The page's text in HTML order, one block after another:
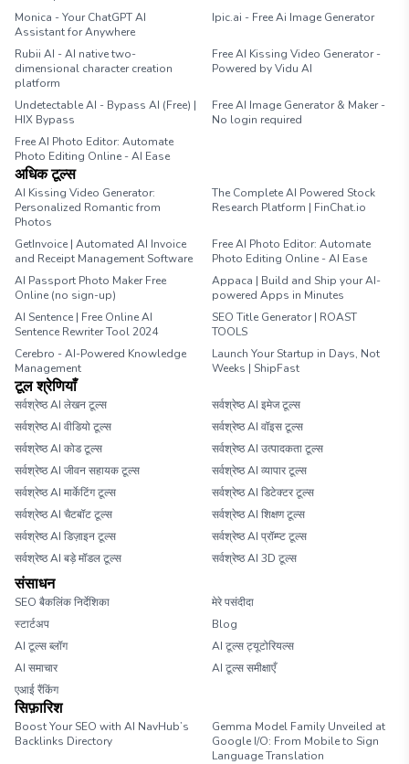
Monica - Your ChatGPT AI
Assistant for Anywhere
Ipic.ai - Free Ai Image Generator
Rubii AI - AI native two-
dimensional character creation
platform
Free AI Kissing Video Generator -
Powered by Vidu AI
Undetectable AI - Bypass AI (Free) |
HIX Bypass
Free AI Image Generator & Maker -
No login required
Free AI Photo Editor: Automate
Photo Editing Online - AI Ease
अधिक टूल्स
AI Kissing Video Generator:
Personalized Romantic from
Photos
The Complete AI Powered Stock
Research Platform | FinChat.io
GetInvoice | Automated AI Invoice
and Receipt Management Software
Free AI Photo Editor: Automate
Photo Editing Online - AI Ease
AI Passport Photo Maker Free
Online (no sign-up)
Appaca | Build and Ship your AI-
powered Apps in Minutes
AI Sentence | Free Online AI
Sentence Rewriter Tool 2024
SEO Title Generator | ROAST
TOOLS
Cerebro - AI-Powered Knowledge
Management
Launch Your Startup in Days, Not
Weeks | ShipFast
टूल श्रेणियाँ
सर्वश्रेष्ठ AI लेखन टूल्स
सर्वश्रेष्ठ AI इमेज टूल्स
सर्वश्रेष्ठ AI वीडियो टूल्स
सर्वश्रेष्ठ AI वॉइस टूल्स
सर्वश्रेष्ठ AI कोड टूल्स
सर्वश्रेष्ठ AI उत्पादकता टूल्स
सर्वश्रेष्ठ AI जीवन सहायक टूल्स
सर्वश्रेष्ठ AI व्यापार टूल्स
सर्वश्रेष्ठ AI मार्केटिंग टूल्स
सर्वश्रेष्ठ AI डिटेक्टर टूल्स
सर्वश्रेष्ठ AI चैटबॉट टूल्स
सर्वश्रेष्ठ AI शिक्षण टूल्स
सर्वश्रेष्ठ AI डिज़ाइन टूल्स
सर्वश्रेष्ठ AI प्रॉम्प्ट टूल्स
सर्वश्रेष्ठ AI बड़े मॉडल टूल्स
सर्वश्रेष्ठ AI 3D टूल्स
संसाधन
SEO बैकलिंक निर्देशिका
मेरे पसंदीदा
स्टार्टअप
Blog
AI टूल्स ब्लॉग
AI टूल्स ट्यूटोरियल्स
AI समाचार
AI टूल्स समीक्षाएँ
एआई रैंकिंग
सिफ़ारिश
Boost Your SEO with AI NavHub’s
Backlinks Directory
Gemma Model Family Unveiled at
Google I/O: From Mobile to Sign
Language Translation